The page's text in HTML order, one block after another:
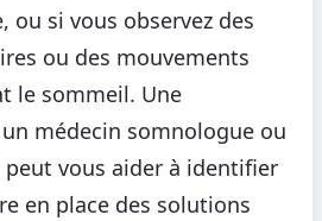
ou si vous observez des
ou des mouvements
le sommeil. Une
médecin somnologue ou
vous aider à identifier
en place des solutions